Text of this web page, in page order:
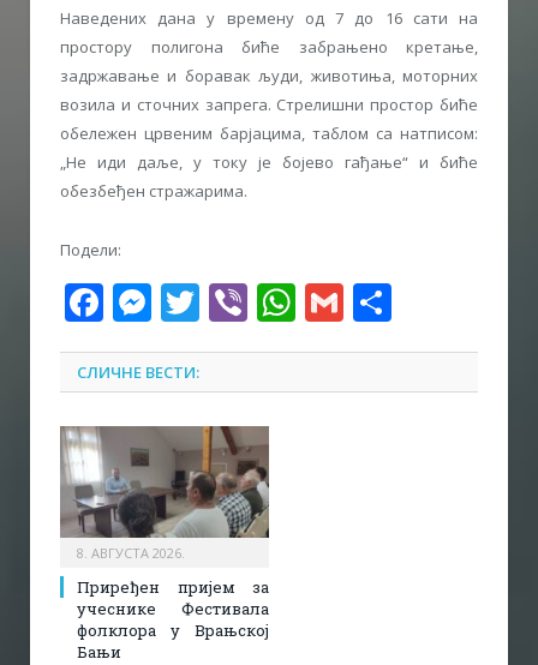
Наведених дана у времену од 7 до 16 сати на
простору полигона биће забрањено кретање,
задржавање и боравак људи, животиња, моторних
возила и сточних запрега. Стрелишни простор биће
обележен црвеним барјацима, таблом са натписом:
„Не иди даље, у току је бојево гађање“ и биће
обезбеђен стражарима.
Подели:
Facebook
Messenger
Twitter
ViberWhatsApp
Gmail
СЛИЧНЕ ВЕСТИ:
8. АВГУСТА 2026.
Приређен пријем за
учеснике Фестивала
фолклора у Врањској
Бањи